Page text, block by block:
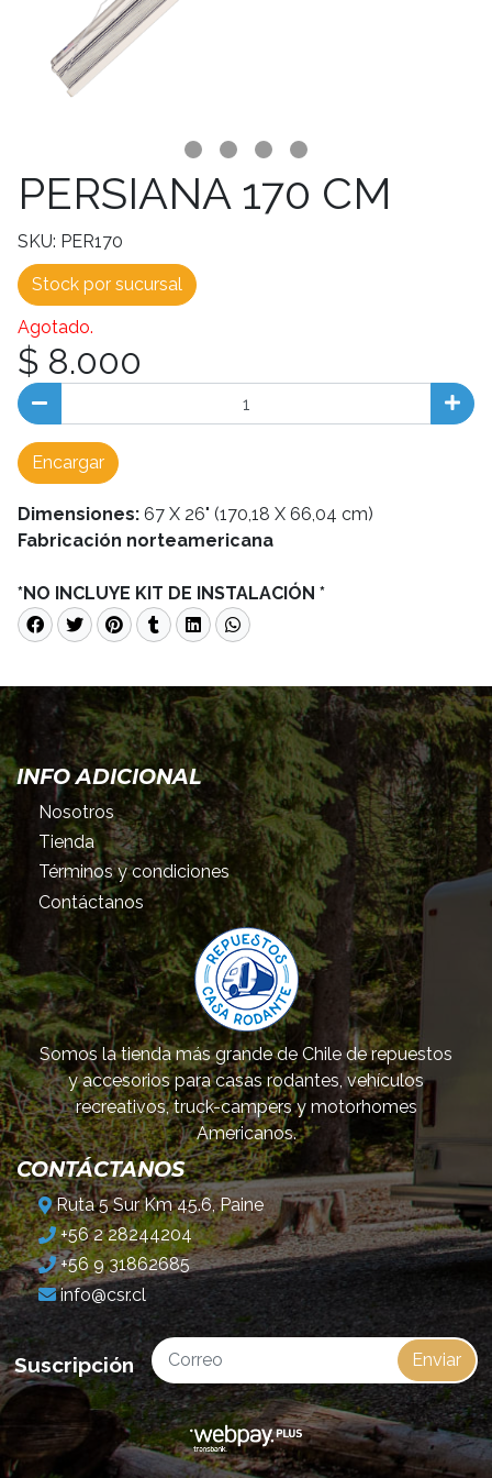
PERSIANA 170 CM
SKU: PER170
Stock por sucursal
Agotado.
$ 8.000
Encargar
Dimensiones: 67 X 26" (170,18 X 66,04 cm)
Fabricación norteamericana
*NO INCLUYE KIT DE INSTALACIÓN *
INFO ADICIONAL
Nosotros
Tienda
Términos y condiciones
Contáctanos
Somos la tienda más grande de Chile de repuestos
y accesorios para casas rodantes, vehículos
recreativos, truck-campers y motorhomes
Americanos.
CONTÁCTANOS
Ruta 5 Sur Km 45.6, Paine
+56 2 28244204
+56 9 31862685
info@csr.cl
Suscripción Enviar